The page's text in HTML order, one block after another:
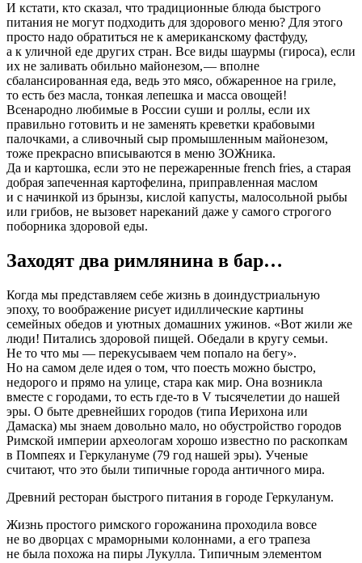
И кстати, кто сказал, что традиционные блюда быстрого
питания не могут подходить для здорового меню? Для этого
просто надо обратиться не к американскому фастфуду,
а к уличной еде других стран. Все виды шаурмы (гироса), если
их не заливать обильно майонезом, — вполне
сбалансированная еда, ведь это мясо, обжаренное на гриле,
то есть без масла, тонкая лепешка и масса овощей!
Всенародно любимые в России суши и роллы, если их
правильно готовить и не заменять креветки крабовыми
палочками, а сливочный сыр промышленным майонезом,
тоже прекрасно вписываются в меню ЗОЖника.
Да и картошка, если это не пережаренные french fries, а старая
добрая запеченная картофелина, приправленная маслом
и с начинкой из брынзы, кислой капусты, малосольной рыбы
или грибов, не вызовет нареканий даже у самого строгого
поборника здоровой еды.
Заходят два римлянина в бар…
Когда мы представляем себе жизнь в доиндустриальную
эпоху, то воображение рисует идиллические картины
семейных обедов и уютных домашних ужинов. «Вот жили же
люди! Питались здоровой пищей. Обедали в кругу семьи.
Не то что мы — перекусываем чем попало на бегу».
Но на самом деле идея о том, что поесть можно быстро,
недорого и прямо на улице, стара как мир. Она возникла
вместе с городами, то есть где-то в V тысячелетии до нашей
эры. О быте древнейших городов (типа Иерихона или
Дамаска) мы знаем довольно мало, но обустройство городов
Римской империи археологам хорошо известно по раскопкам
в Помпеях и Геркулануме (79 год нашей эры). Ученые
считают, что это были типичные города античного мира.
Древний ресторан быстрого питания в городе Геркуланум.
Жизнь простого римского горожанина проходила вовсе
не во дворцах с мраморными колоннами, а его трапеза
не была похожа на пиры Лукулла. Типичным элементом